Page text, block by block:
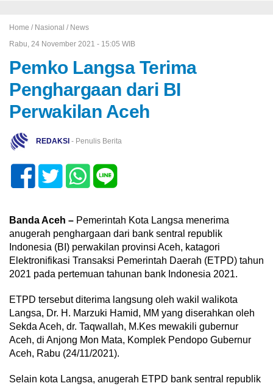
Home / Nasional / News
Rabu, 24 November 2021 - 15:05 WIB
Pemko Langsa Terima
Penghargaan dari BI
Perwakilan Aceh
REDAKSI - Penulis Berita
Banda Aceh – Pemerintah Kota Langsa menerima
anugerah penghargaan dari bank sentral republik
Indonesia (BI) perwakilan provinsi Aceh, katagori
Elektronifikasi Transaksi Pemerintah Daerah (ETPD) tahun
2021 pada pertemuan tahunan bank Indonesia 2021.
ETPD tersebut diterima langsung oleh wakil walikota
Langsa, Dr. H. Marzuki Hamid, MM yang diserahkan oleh
Sekda Aceh, dr. Taqwallah, M.Kes mewakili gubernur
Aceh, di Anjong Mon Mata, Komplek Pendopo Gubernur
Aceh, Rabu (24/11/2021).
Selain kota Langsa, anugerah ETPD bank sentral republik